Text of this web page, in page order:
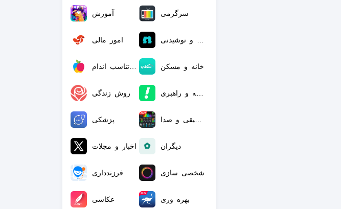
آموزش سرگرمی
امور مالی
‏خانه و مسکن
روش زندگی
پزشکی موسیقی و صدا
اخبار و مجلات دیگران
‏فرزندداری شخصی سازی
عکاسی بهره وری